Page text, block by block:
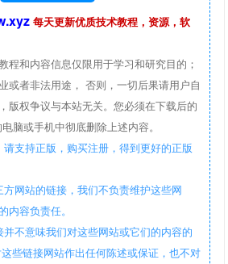
每天更新优质技术教程，资源，软
程和内容信息仅限用于学习和研究目的；
或者非法用途， 否则，一切后果请用户自
版权争议与本站无关。您必须在下载后的
脑或手机中彻底删除上述内容。
支持正版，购买注册，得到更好的正版
网站的链接，我们不负责维护这些网
内容负责任。
不意味我们对这些网站或它们的内容的
些链接网站作出任何陈述或保证，也不对